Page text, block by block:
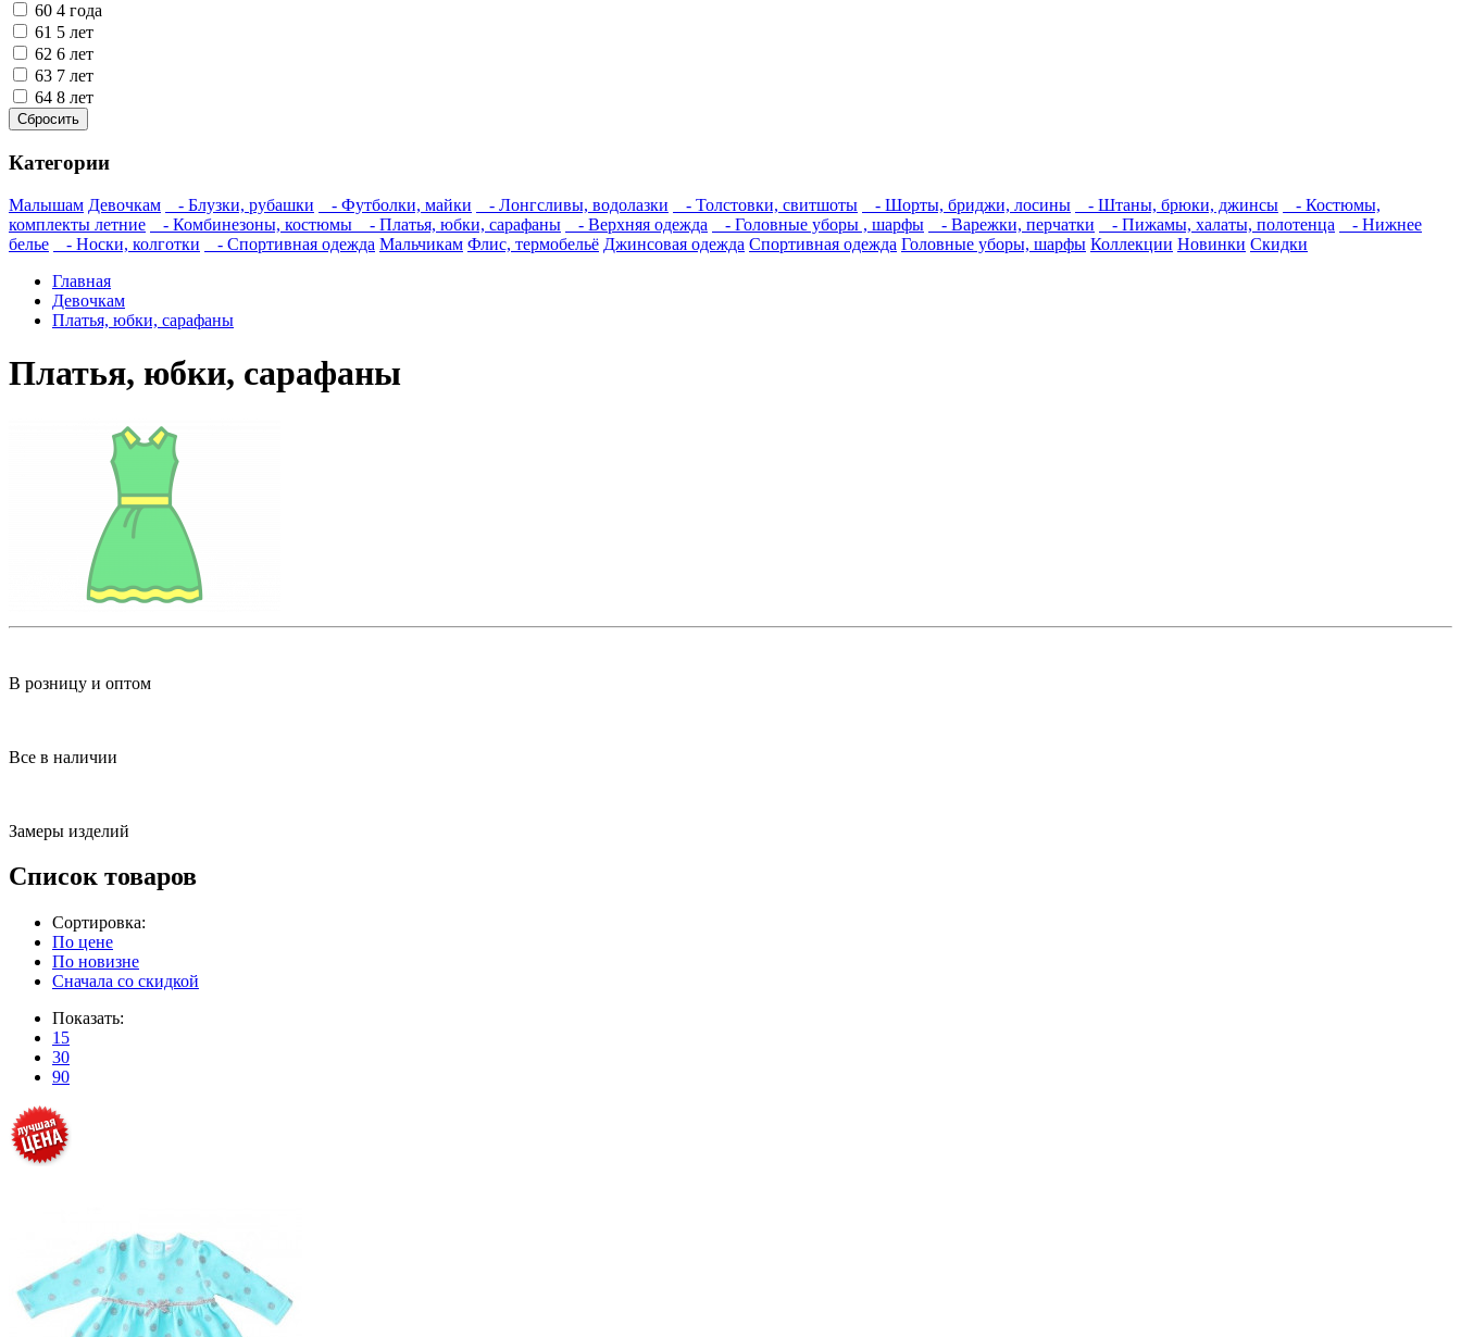
60 4 года
61 5 лет
62 6 лет
63 7 лет
64 8 лет
Категории
Малышам Девочкам - Блузки, рубашки - Футболки, майки - Лонгсливы, водолазки - Толстовки, свитшоты - Шорты, бриджи, лосины - Штаны, брюки, джинсы
- Костюмы,
комплекты летние
- Комбинезоны, костюмы - Платья, юбки, сарафаны - Верхняя одежда - Головные уборы , шарфы - Варежки, перчатки - Пижамы, халаты, полотенца
- Нижнее
белье
- Носки, колготки - Спортивная одежда Мальчикам Флис, термобельё Джинсовая одежда Спортивная одежда Головные уборы, шарфы Коллекции Новинки Скидки
Главная
Девочкам
Платья, юбки, сарафаны
Платья, юбки, сарафаны
В розницу и оптом
Все в наличии
Замеры изделий
Список товаров
Сортировка:
По цене
По новизне
Сначала со скидкой
Показать:
15
30
90